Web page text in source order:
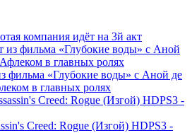
компания идёт на 3й акт
фильма «Глубокие воды» с Аной де
в главных ролях
Creed: Rogue (Изгой) HDPS3 -